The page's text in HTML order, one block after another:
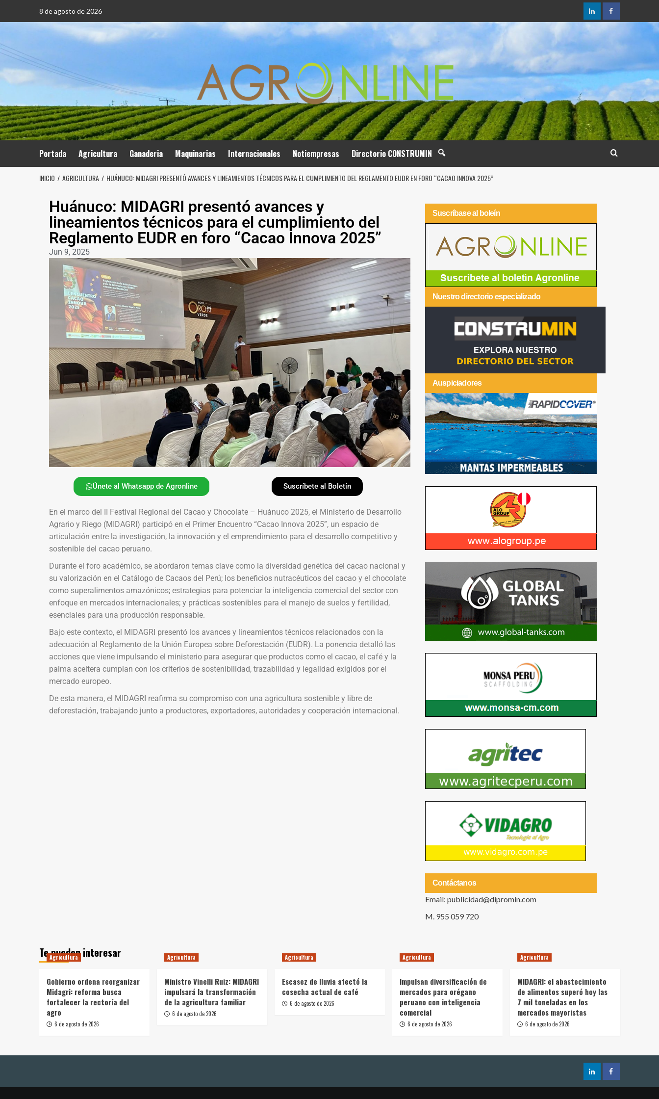
8 de agosto de 2026
Portada Agricultura Ganaderia Maquinarias Internacionales Notiempresas Directorio CONSTRUMIN
INICIO AGRICULTURA HUÁNUCO: MIDAGRI PRESENTÓ AVANCES Y LINEAMIENTOS TÉCNICOS PARA EL CUMPLIMIENTO DEL REGLAMENTO EUDR EN FORO “CACAO INNOVA 2025”
Huánuco: MIDAGRI presentó avances y
lineamientos técnicos para el cumplimiento del
Reglamento EUDR en foro “Cacao Innova 2025”
Jun 9, 2025
Únete al Whatsapp de Agronline Suscríbete al Boletín
En el marco del II Festival Regional del Cacao y Chocolate – Huánuco 2025, el Ministerio de Desarrollo
Agrario y Riego (MIDAGRI) participó en el Primer Encuentro “Cacao Innova 2025”, un espacio de
articulación entre la investigación, la innovación y el emprendimiento para el desarrollo competitivo y
sostenible del cacao peruano.
Durante el foro académico, se abordaron temas clave como la diversidad genética del cacao nacional y
su valorización en el Catálogo de Cacaos del Perú; los beneficios nutracéuticos del cacao y el chocolate
como superalimentos amazónicos; estrategias para potenciar la inteligencia comercial del sector con
enfoque en mercados internacionales; y prácticas sostenibles para el manejo de suelos y fertilidad,
esenciales para una producción responsable.
Bajo este contexto, el MIDAGRI presentó los avances y lineamientos técnicos relacionados con la
adecuación al Reglamento de la Unión Europea sobre Deforestación (EUDR). La ponencia detalló las
acciones que viene impulsando el ministerio para asegurar que productos como el cacao, el café y la
palma aceitera cumplan con los criterios de sostenibilidad, trazabilidad y legalidad exigidos por el
mercado europeo.
De esta manera, el MIDAGRI reafirma su compromiso con una agricultura sostenible y libre de
deforestación, trabajando junto a productores, exportadores, autoridades y cooperación internacional.
Suscríbase al boleín
Nuestro directorio especializado
Auspiciadores
Contáctanos
Email: publicidad@dipromin.com
M. 955 059 720
Te pueden interesar
Agricultura
Gobierno ordena reorganizar
Midagri: reforma busca
fortalecer la rectoría del
agro
6 de agosto de 2026
Agricultura
Ministro Vinelli Ruiz: MIDAGRI
impulsará la transformación
de la agricultura familiar
6 de agosto de 2026
Agricultura
Escasez de lluvia afectó la
cosecha actual de café
6 de agosto de 2026
Agricultura
Impulsan diversificación de
mercados para orégano
peruano con inteligencia
comercial
6 de agosto de 2026
Agricultura
MIDAGRI: el abastecimiento
de alimentos superó hoy las
7 mil toneladas en los
mercados mayoristas
6 de agosto de 2026